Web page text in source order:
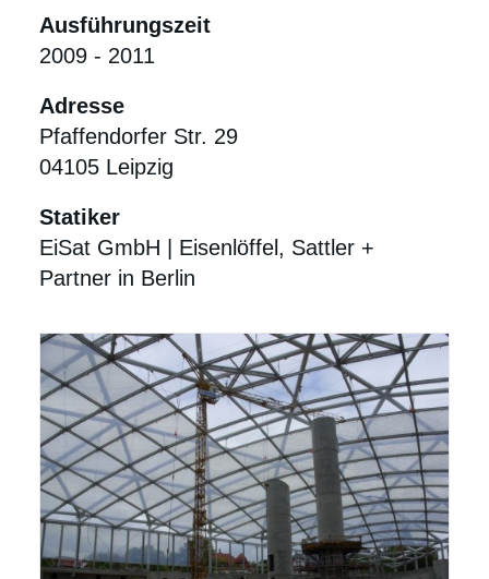
Ausführungszeit
2009 - 2011
Adresse
Pfaffendorfer Str. 29
04105 Leipzig
Statiker
EiSat GmbH | Eisenlöffel, Sattler +
Partner in Berlin